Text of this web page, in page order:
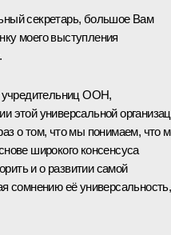
секретарь, большое Вам
моего выступления
учредительниц ООН,
этой универсальной
о том, что мы понимаем, что
широкого консенсуса
и о развитии самой
сомнению её